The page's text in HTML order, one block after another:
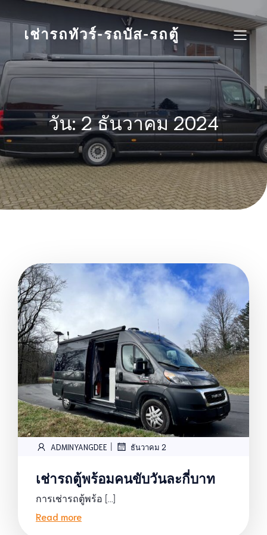
to
content
เช่ารถทัวร์-รถบัส-รถตู้
วัน:2 ธันวาคม 2024
ADMINYANGDEE | ธันวาคม 2
เช่ารถตู้พร้อมคนขับวันละกี่บาท
การเช่ารถตู้พร้อ […]
Read more